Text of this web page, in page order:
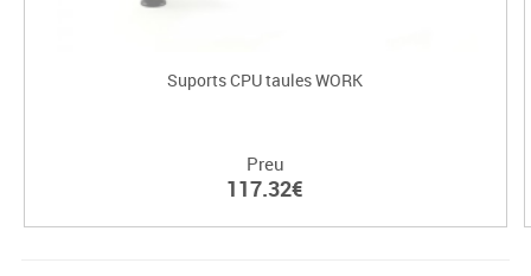
Suports CPU taules WORK
Preu
117.32€